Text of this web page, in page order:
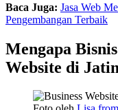
Baca Juga: Jasa Web
Pengembangan Terbaik
Mengapa
Website di